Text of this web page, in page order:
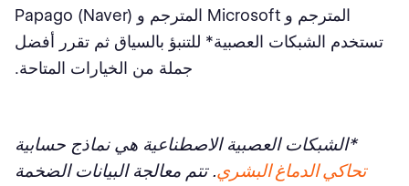
المترجم و Microsoft المترجم و Papago (Naver)
تستخدم الشبكات العصبية* للتنبؤ بالسياق ثم تقرر أفضل
جملة من الخيارات المتاحة.
*الشبكات العصبية الاصطناعية هي نماذج حسابية
تحاكي الدماغ البشري. تتم معالجة البيانات الضخمة